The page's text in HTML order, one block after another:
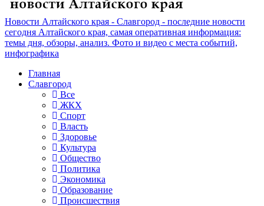
Новости Алтайского края - Славгород - последние новости
сегодня Алтайского края, самая оперативная информация:
темы дня, обзоры, анализ. Фото и видео с места событий,
инфографика
Главная
Славгород
Все
ЖКХ
Спорт
Власть
Здоровье
Культура
Общество
Политика
Экономика
Образование
Происшествия